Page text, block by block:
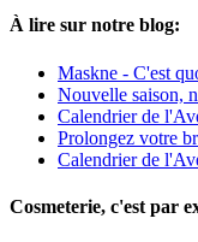
À lire sur notre blog:
Maskne - C'est
Nouvelle saison,
Calendrier de
Prolongez votre
Calendrier de
Cosmeterie, c'est par